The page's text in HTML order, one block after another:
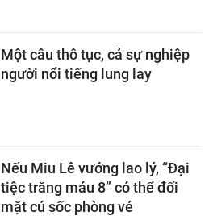
Một câu thô tục, cả sự nghiệp
người nổi tiếng lung lay
Nếu Miu Lê vướng lao lý, “Đại
tiệc trăng máu 8” có thể đối
mặt cú sốc phòng vé